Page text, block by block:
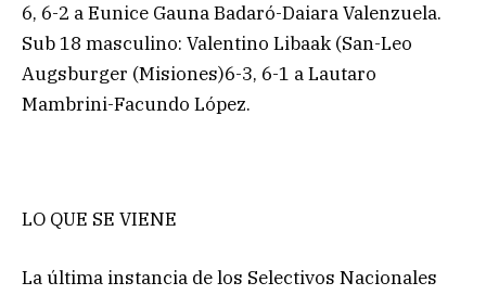
6, 6-2 a Eunice Gauna Badaró-Daiara Valenzuela.
Sub 18 masculino: Valentino Libaak (San-Leo
Augsburger (Misiones)6-3, 6-1 a Lautaro
Mambrini-Facundo López.
LO QUE SE VIENE
La última instancia de los Selectivos Nacionales